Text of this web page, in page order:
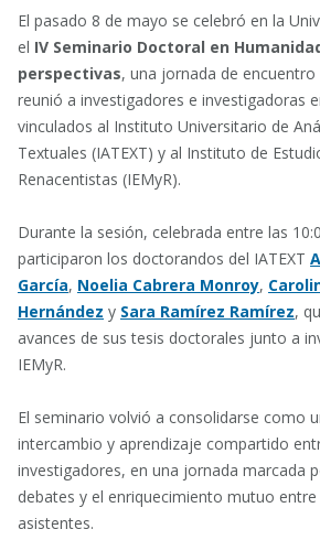
El pasado 8 de mayo se celebró en la
el IV Seminario Doctoral en
perspectivas, una jornada de
reunió a investigadores e investigadoras
vinculados al Instituto Universitario de
Textuales (IATEXT) y al Instituto de
Renacentistas (IEMyR).
Durante la sesión, celebrada entre las
participaron los doctorandos del IATEXT
García, Noelia Cabrera Monroy,
Hernández y Sara Ramírez Ramírez,
avances de sus tesis doctorales junto a
IEMyR.
El seminario volvió a consolidarse como
intercambio y aprendizaje compartido
investigadores, en una jornada marcada
debates y el enriquecimiento mutuo
asistentes.